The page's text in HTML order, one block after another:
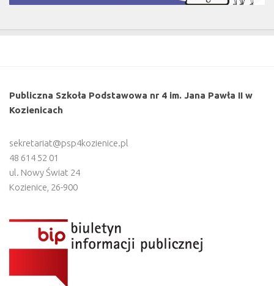
Publiczna Szkoła Podstawowa nr 4 im. Jana Pawła II w
Kozienicach
sekretariat@psp4kozienice.pl
48 614 52 01
ul. Nowy Świat 24
Kozienice 26-900